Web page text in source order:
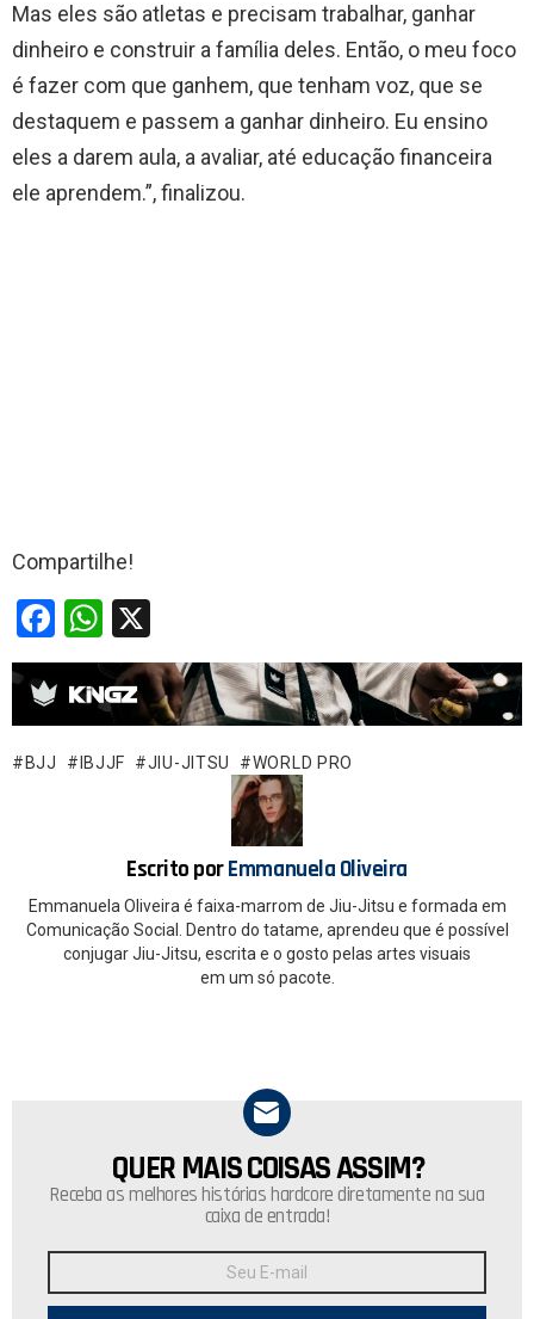
Mas eles são atletas e precisam trabalhar, ganhar
dinheiro e construir a família deles. Então, o meu foco
é fazer com que ganhem, que tenham voz, que se
destaquem e passem a ganhar dinheiro. Eu ensino
eles a darem aula, a avaliar, até educação financeira
ele aprendem.”, finalizou.
Compartilhe!
F
a
ce
b
o
W
h
at
s
A
BJJ IBJJF JIU-JITSU WORLD PRO
Escrito porEmmanuela Oliveira
Emmanuela Oliveira é faixa-marrom de Jiu-Jitsu e formada em
Comunicação Social. Dentro do tatame, aprendeu que é possível
conjugar Jiu-Jitsu, escrita e o gosto pelas artes visuais
em um só pacote.
NEWSLETTER
QUER MAIS COISAS ASSIM?
Receba as melhores histórias hardcore diretamente na sua
caixa de entrada!
E-